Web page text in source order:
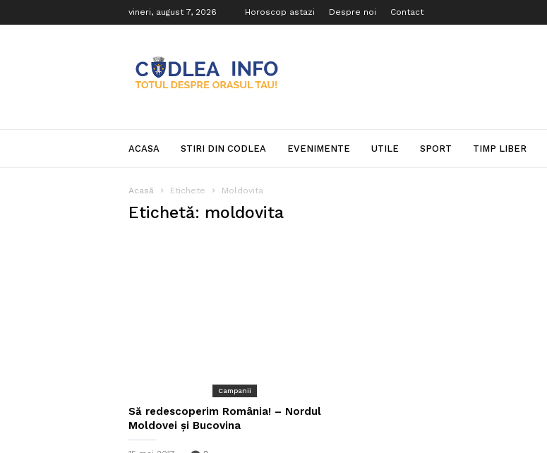
vineri, august 7, 2026 Horoscop astazi Despre noi Contact
Info
ACASA STIRI DIN CODLEA EVENIMENTE UTILE SPORT TIMP LIBER
Acasă Etichete Moldovita
Etichetă: moldovita
Campanii
Să redescoperim România! – Nordul
Moldovei și Bucovina